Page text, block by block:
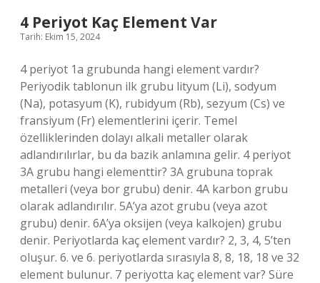
4 Periyot Kaç Element Var
Tarih: Ekim 15, 2024
4 periyot 1a grubunda hangi element vardır?
Periyodik tablonun ilk grubu lityum (Li), sodyum
(Na), potasyum (K), rubidyum (Rb), sezyum (Cs) ve
fransiyum (Fr) elementlerini içerir. Temel
özelliklerinden dolayı alkali metaller olarak
adlandırılırlar, bu da bazik anlamına gelir. 4 periyot
3A grubu hangi elementtir? 3A grubuna toprak
metalleri (veya bor grubu) denir. 4A karbon grubu
olarak adlandırılır. 5A’ya azot grubu (veya azot
grubu) denir. 6A’ya oksijen (veya kalkojen) grubu
denir. Periyotlarda kaç element vardır? 2, 3, 4, 5’ten
oluşur. 6. ve 6. periyotlarda sırasıyla 8, 8, 18, 18 ve 32
element bulunur. 7 periyotta kaç element var? Süre